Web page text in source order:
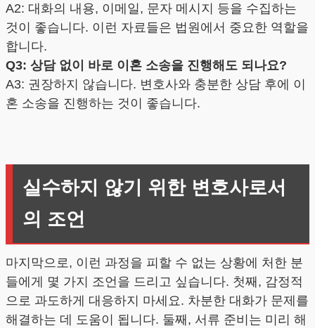
A2: 대화의 내용, 이메일, 문자 메시지 등을 수집하는
것이 좋습니다. 이런 자료들은 법원에서 중요한 역할을
합니다.
Q3: 상담 없이 바로 이혼 소송을 진행해도 되나요?
A3: 권장하지 않습니다. 변호사와 충분한 상담 후에 이
혼 소송을 진행하는 것이 좋습니다.
실수하지 않기 위한 변호사로서
의 조언
마지막으로, 이런 과정을 피할 수 없는 상황에 처한 분
들에게 몇 가지 조언을 드리고 싶습니다. 첫째, 감정적
으로 과도하게 대응하지 마세요. 차분한 대화가 문제를
해결하는 데 도움이 됩니다. 둘째, 서류 준비는 미리 해